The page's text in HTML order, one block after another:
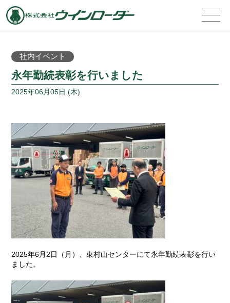
社内イベント
永年勤続表彰を行いました
2025年06月05日 (木)
2025年6月2日（月）、東村山センターにて永年勤続表彰を行い
ました。